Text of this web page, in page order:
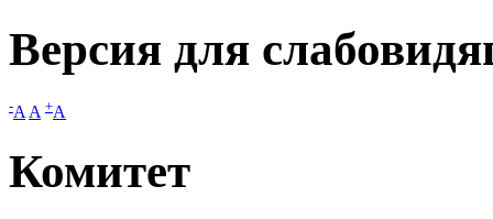
Версия для
-A A +A
Комитет